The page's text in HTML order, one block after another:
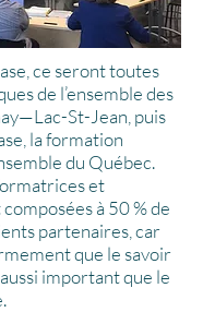
ce seront toutes
de l’ensemble des
St-Jean, puis
la formation
du Québec.
et
à 50 % de
partenaires, car
que le savoir
important que le